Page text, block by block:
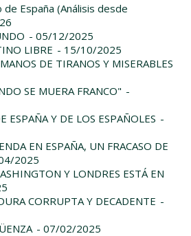
España (Análisis desde
- 05/12/2025
LIBRE - 15/10/2025
DE TIRANOS Y MISERABLES
SE MUERA FRANCO" -
ESPAÑA Y DE LOS ESPAÑOLES -
EN ESPAÑA, UN FRACASO DE
2025
Y LONDRES ESTÁ EN
CORRUPTA Y DECADENTE -
- 07/02/2025